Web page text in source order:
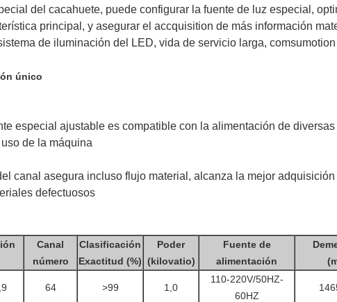
del cacahuete, puede configurar la fuente de luz especial,
principal, y asegurar el accquisition de más información
de iluminación del LED, vida de servicio larga,
único
especial ajustable es compatible con la alimentación de
de la máquina
canal asegura incluso flujo material, alcanza la mejor
defectuosos
Canal
número
Clasificación
Exactitud (%)
Poder
(kilovatio)
Fuente de
alimentación
64 >99 1,0
110-220V/50HZ-
60HZ